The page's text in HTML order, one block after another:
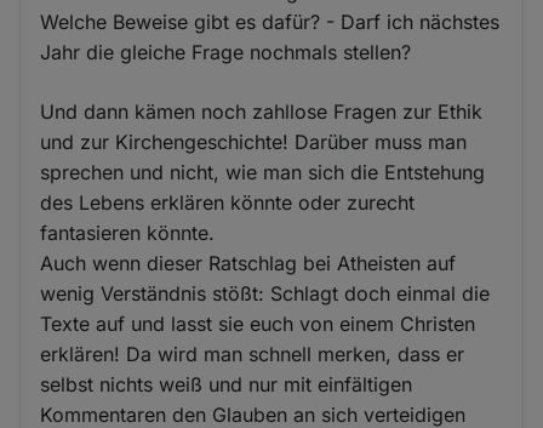
Welche Beweise gibt es dafür? - Darf ich nächstes
Jahr die gleiche Frage nochmals stellen?
Und dann kämen noch zahllose Fragen zur Ethik
und zur Kirchengeschichte! Darüber muss man
sprechen und nicht, wie man sich die Entstehung
des Lebens erklären könnte oder zurecht
fantasieren könnte.
Auch wenn dieser Ratschlag bei Atheisten auf
wenig Verständnis stößt: Schlagt doch einmal die
Texte auf und lasst sie euch von einem Christen
erklären! Da wird man schnell merken, dass er
selbst nichts weiß und nur mit einfältigen
Kommentaren den Glauben an sich verteidigen